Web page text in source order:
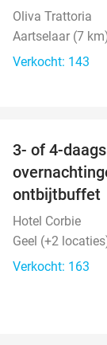
Oliva Trattoria
Aartselaar (7
Verkocht: 143
3- of 4-
ontbijtbuffet
Hotel Corbie
Geel (+2
Verkocht: 163